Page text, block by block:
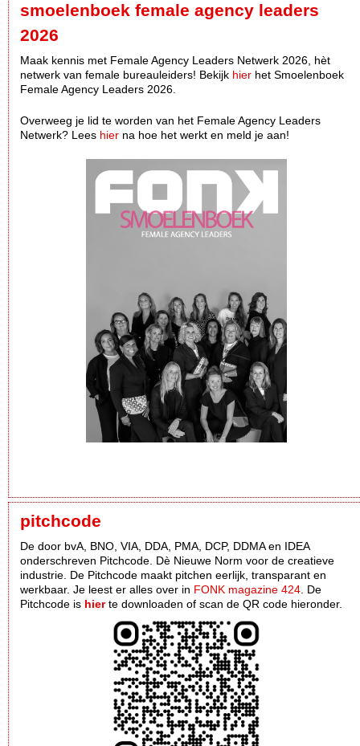
smoelenboek female agency leaders
2026
Maak kennis met Female Agency Leaders Netwerk 2026, hèt
netwerk van female bureauleiders! Bekijk hier het Smoelenboek
Female Agency Leaders 2026.
Overweeg je lid te worden van het Female Agency Leaders
Netwerk? Lees hier na hoe het werkt en meld je aan!
pitchcode
De door bvA, BNO, VIA, DDA, PMA, DCP, DDMA en IDEA
onderschreven Pitchcode. Dè Nieuwe Norm voor de creatieve
industrie. De Pitchcode maakt pitchen eerlijk, transparant en
werkbaar. Je leest er alles over in FONK magazine 424 . De
Pitchcode is hierte downloaden of scan de QR code hieronder.